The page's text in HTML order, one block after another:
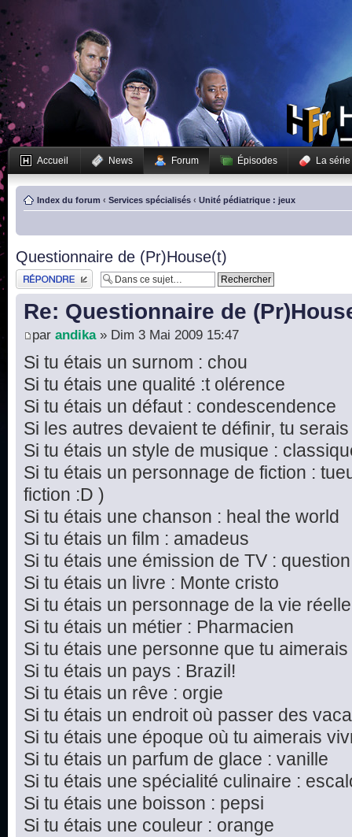
Accueil News Forum Épisodes La série
Index du forum ‹ Services spécialisés ‹ Unité pédiatrique : jeux
Questionnaire de (Pr)House(t)
Publier une réponse
Re: Questionnaire de
par andika» Dim 3 Mai 2009 15:47
Si tu étais un surnom : chou
Si tu étais une qualité :t olérence
Si tu étais un défaut : condescendence
Si les autres devaient te définir, tu
Si tu étais un style de musique :
Si tu étais un personnage de fiction :
fiction :D )
Si tu étais une chanson : heal the world
Si tu étais un film : amadeus
Si tu étais une émission de TV :
Si tu étais un livre : Monte cristo
Si tu étais un personnage de la vie
Si tu étais un métier : Pharmacien
Si tu étais une personne que tu
Si tu étais un pays : Brazil!
Si tu étais un rêve : orgie
Si tu étais un endroit où passer des
Si tu étais une époque où tu aimerais
Si tu étais un parfum de glace : vanille
Si tu étais une spécialité culinaire :
Si tu étais une boisson : pepsi
Si tu étais une couleur : orange